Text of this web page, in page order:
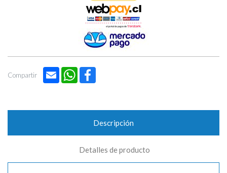
Compartir Email WhatsApp
Descripción
Detalles de producto